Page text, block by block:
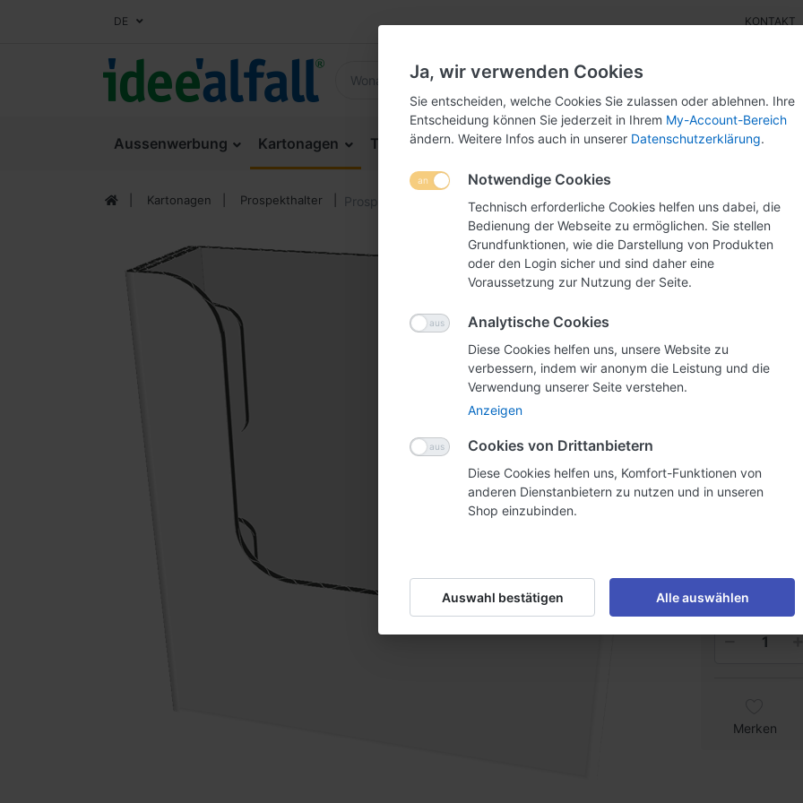
DE KONTAKT
Aussenwerbung Kartonagen Thekensteller Wettbewerbsurnen POS-Display
Kartonagen Prospekthalter Prospekthalter A6
Die praktische
oder einem
CHF
Staffelpreise
Lieferzeit:
Merken
Ja, wir verwenden Cookies
Sie entscheiden, welche Cookies Sie zulassen oder ablehnen. Ihre
Entscheidung können Sie jederzeit in Ihrem My-Account-Bereich
ändern. Weitere Infos auch in unserer Datenschutzerklärung.
Notwendige Cookies
Technisch erforderliche Cookies helfen uns dabei, die
Bedienung der Webseite zu ermöglichen. Sie stellen
Grundfunktionen, wie die Darstellung von Produkten
oder den Login sicher und sind daher eine
Voraussetzung zur Nutzung der Seite.
Analytische Cookies
Diese Cookies helfen uns, unsere Website zu
verbessern, indem wir anonym die Leistung und die
Verwendung unserer Seite verstehen.
Anzeigen
Cookies von Drittanbietern
Diese Cookies helfen uns, Komfort-Funktionen von
anderen Dienstanbietern zu nutzen und in unseren
Shop einzubinden.
Auswahl bestätigen Alle auswählen